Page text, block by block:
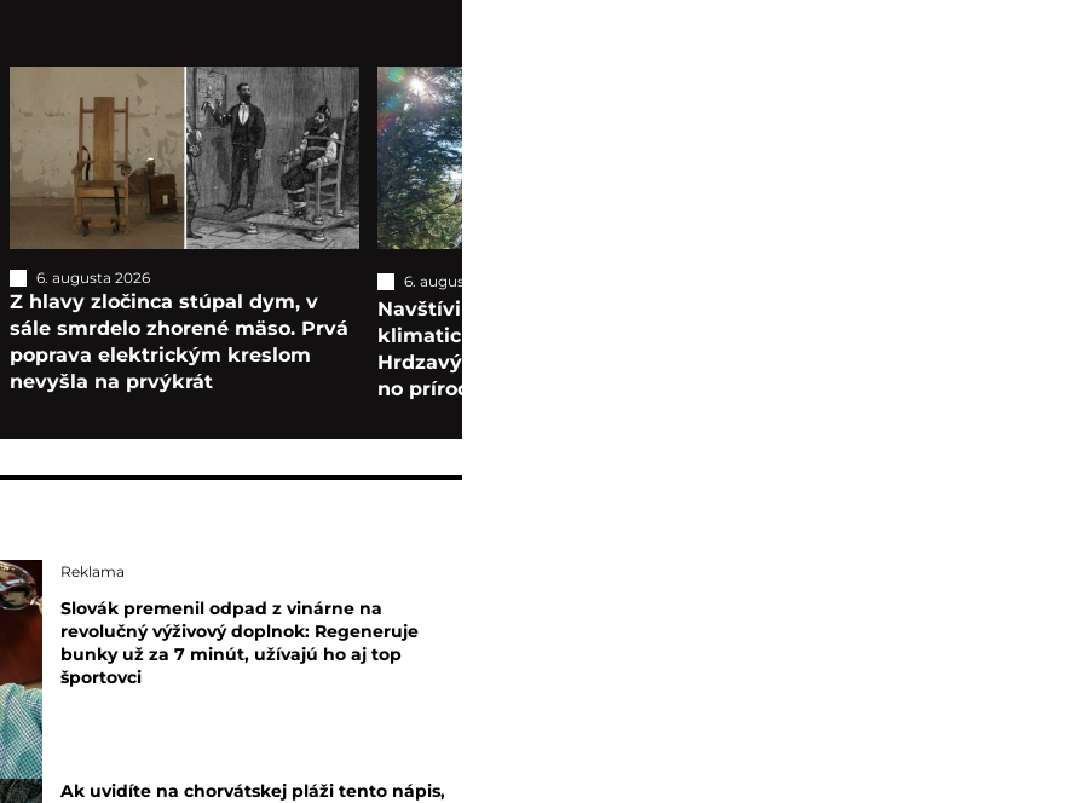
6. augusta 2026
Z hlavy zločinca stúpal dym, v
sále smrdelo zhorené mäso. Prvá
poprava elektrickým kreslom
nevyšla na prvýkrát
6. augusta 2026
Navštívili sme najlepšie
klimatické kúpele na Slovensku.
Hrdzavý areál zastal v 90. rokoch,
no príroda očarí
Reklama
Slovák premenil odpad z vinárne na
revolučný výživový doplnok: Regeneruje
bunky už za 7 minút, užívajú ho aj top
športovci
Ak uvidíte na chorvátskej pláži tento nápis,